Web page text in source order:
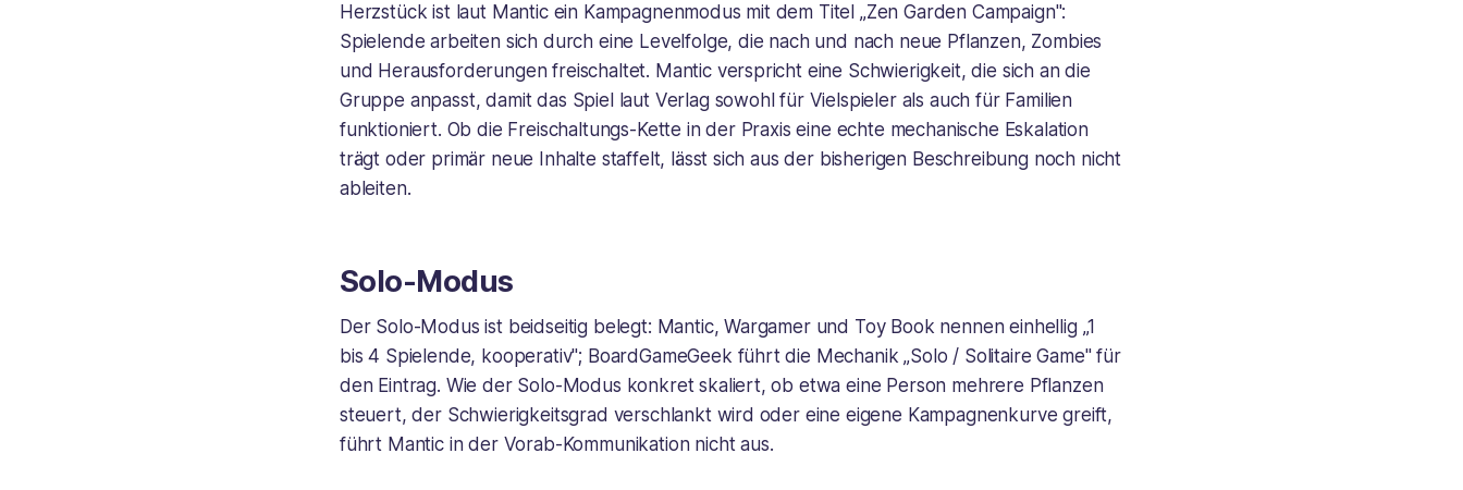
Herzstück ist laut Mantic ein Kampagnenmodus mit dem Titel „Zen Garden Campaign":
Spielende arbeiten sich durch eine Levelfolge, die nach und nach neue Pflanzen, Zombies
und Herausforderungen freischaltet. Mantic verspricht eine Schwierigkeit, die sich an die
Gruppe anpasst, damit das Spiel laut Verlag sowohl für Vielspieler als auch für Familien
funktioniert. Ob die Freischaltungs-Kette in der Praxis eine echte mechanische Eskalation
trägt oder primär neue Inhalte staffelt, lässt sich aus der bisherigen Beschreibung noch nicht
ableiten.
Solo-Modus
Der Solo-Modus ist beidseitig belegt: Mantic, Wargamer und Toy Book nennen einhellig „1
bis 4 Spielende, kooperativ"; BoardGameGeek führt die Mechanik „Solo / Solitaire Game" für
den Eintrag. Wie der Solo-Modus konkret skaliert, ob etwa eine Person mehrere Pflanzen
steuert, der Schwierigkeitsgrad verschlankt wird oder eine eigene Kampagnenkurve greift,
führt Mantic in der Vorab-Kommunikation nicht aus.